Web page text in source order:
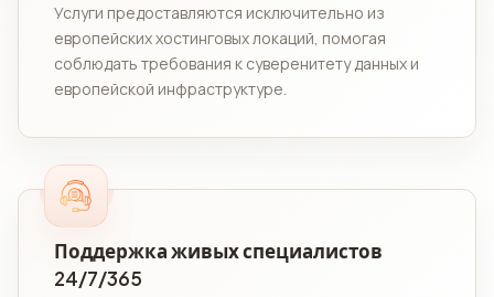
Услуги предоставляются исключительно из
европейских хостинговых локаций, помогая
соблюдать требования к суверенитету данных и
европейской инфраструктуре.
Поддержка живых специалистов
24/7/365